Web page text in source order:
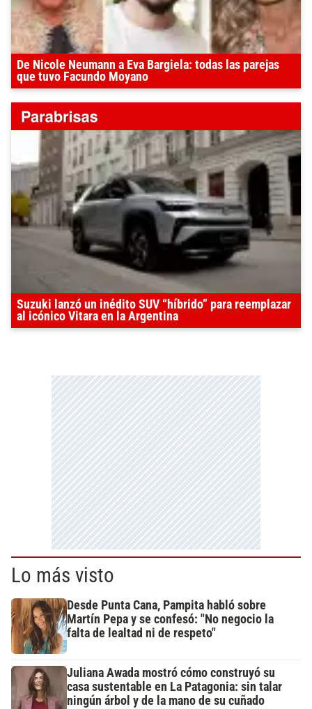
De Nicole Neumann a Eva Bargiela: todas las parejas
que tuvo Facundo Moyano
Suzuki lanzó un inédito SUV “híbrido” para reemplazar
al icónico Vitara en la Argentina
Lo más visto
Desde Punta Cana, Pampita habló sobre
Martín Pepa y se confesó: "No negocio la
falta de lealtad ni de respeto"
Juliana Awada mostró cómo construyó su
casa sustentable en La Patagonia: sin talar
ningún árbol y de la mano de su cuñado